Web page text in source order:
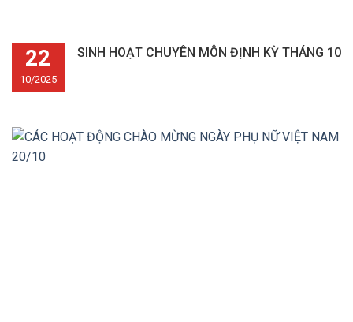
22
10/2025
SINH HOẠT CHUYÊN MÔN ĐỊNH KỲ THÁNG 10